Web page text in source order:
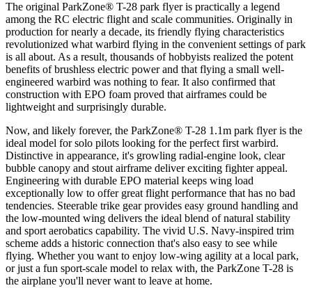
The original ParkZone® T-28 park flyer is practically a legend
among the RC electric flight and scale communities. Originally in
production for nearly a decade, its friendly flying characteristics
revolutionized what warbird flying in the convenient settings of park
is all about. As a result, thousands of hobbyists realized the potent
benefits of brushless electric power and that flying a small well-
engineered warbird was nothing to fear. It also confirmed that
construction with EPO foam proved that airframes could be
lightweight and surprisingly durable.
Now, and likely forever, the ParkZone® T-28 1.1m park flyer is the
ideal model for solo pilots looking for the perfect first warbird.
Distinctive in appearance, it's growling radial-engine look, clear
bubble canopy and stout airframe deliver exciting fighter appeal.
Engineering with durable EPO material keeps wing load
exceptionally low to offer great flight performance that has no bad
tendencies. Steerable trike gear provides easy ground handling and
the low-mounted wing delivers the ideal blend of natural stability
and sport aerobatics capability. The vivid U.S. Navy-inspired trim
scheme adds a historic connection that's also easy to see while
flying. Whether you want to enjoy low-wing agility at a local park,
or just a fun sport-scale model to relax with, the ParkZone T-28 is
the airplane you'll never want to leave at home.